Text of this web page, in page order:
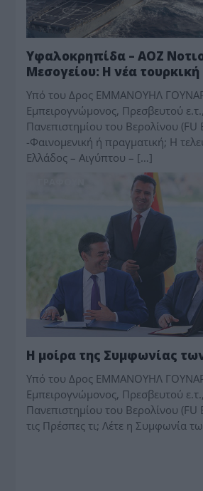
Υφαλοκρηπίδα – ΑΟΖ
Μεσογείου: Η νέα
Υπό του Δρος ΕΜΜΑΝΟΥΗΛ
Εμπειρογνώμονος, Πρεσβευτού
Πανεπιστημίου του Βερολίνου (FU
-Φαινομενική ή πραγματική; Η
Ελλάδος – Αιγύπτου – […]
Η μοίρα της Συμφωνίας
Υπό του Δρος ΕΜΜΑΝΟΥΗΛ
Εμπειρογνώμονος, Πρεσβευτού
Πανεπιστημίου του Βερολίνου (FU
τις Πρέσπες τι; Λέτε η Συμφωνία